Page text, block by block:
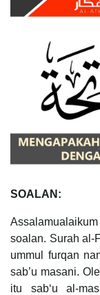
SOALAN:
soalan. Surah al-
ummul furqan
sab’u masani.
itu sab‘u al-